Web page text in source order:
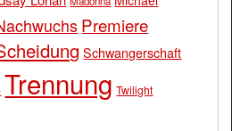
Premiere
Schwangerschaft
Trennung Twilight